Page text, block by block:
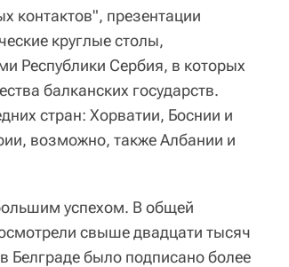
контактов", презентации
круглые столы,
Республики Сербия, в которых
балканских государств.
стран: Хорватии, Боснии и
возможно, также Албании и
успехом. В общей
свыше двадцати тысяч
Белграде было подписано более